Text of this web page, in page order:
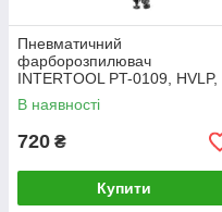
Пневматичний
фарборозпилювач
INTERTOOL PT-0109, HVLP,
форсунка 1.4 мм, верхній
металевий бачок 600мл.,
В наявності
720 ₴
Купити